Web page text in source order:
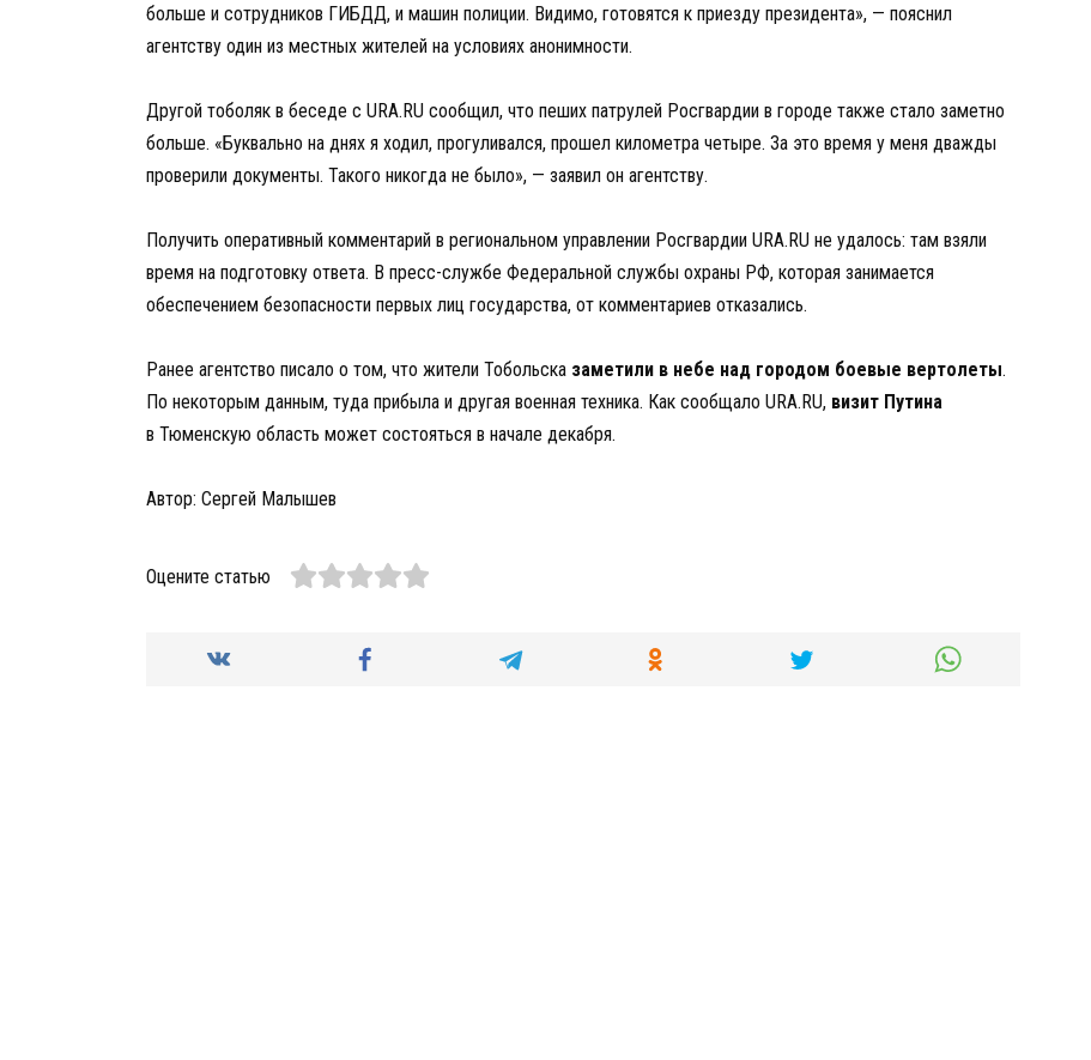
больше и сотрудников ГИБДД, и машин полиции. Видимо, готовятся к приезду президента», — пояснил
агентству один из местных жителей на условиях анонимности.
Другой тоболяк в беседе с URA.RU сообщил, что пеших патрулей Росгвардии в городе также стало заметно
больше. «Буквально на днях я ходил, прогуливался, прошел километра четыре. За это время у меня дважды
проверили документы. Такого никогда не было», — заявил он агентству.
Получить оперативный комментарий в региональном управлении Росгвардии URA.RU не удалось: там взяли
время на подготовку ответа. В пресс-службе Федеральной службы охраны РФ, которая занимается
обеспечением безопасности первых лиц государства, от комментариев отказались.
Ранее агентство писало о том, что жители Тобольска заметили в небе над городом боевые вертолеты.
По некоторым данным, туда прибыла и другая военная техника. Как сообщало URA.RU, визит Путина
в Тюменскую область может состояться в начале декабря.
Автор: Сергей Малышев
Оцените статью